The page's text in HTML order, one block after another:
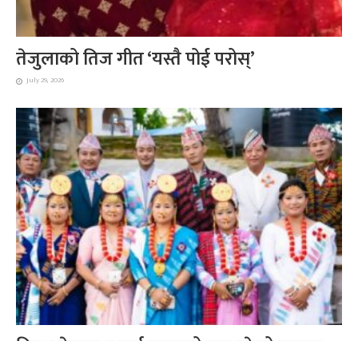
तेजुलाको तिज गीत ‘यस्तै पोई परोस्’
July 29, 2026